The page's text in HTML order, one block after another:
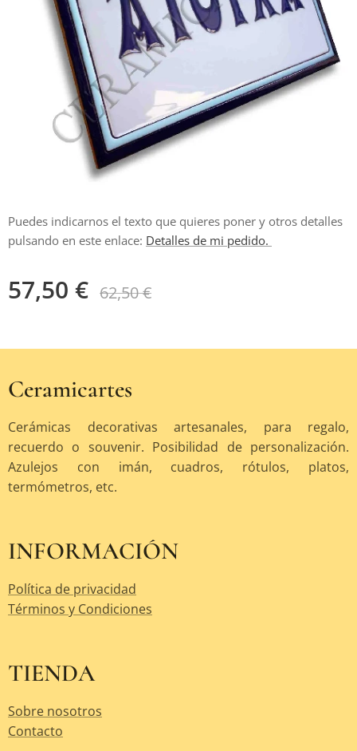
Puedes indicarnos el texto que quieres poner y otros detalles
pulsando en este enlace: Detalles de mi pedido.
57,50 € 62,50€
Ceramicartes
Cerámicas decorativas artesanales, para regalo,
recuerdo o souvenir. Posibilidad de personalización.
Azulejos con imán, cuadros, rótulos, platos,
termómetros, etc.
INFORMACIÓN
Política de privacidad
Términos y Condiciones
TIENDA
Sobre nosotros
Contacto